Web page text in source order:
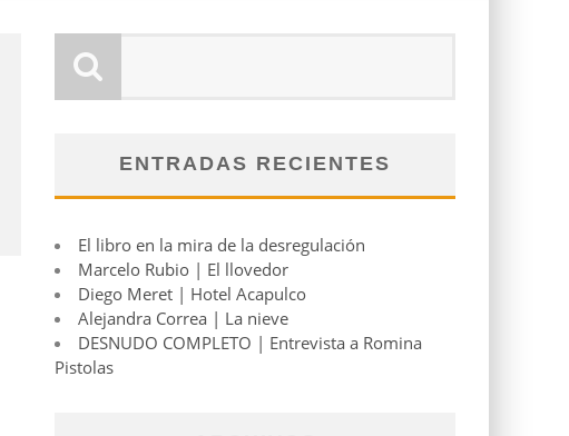
ENTRADAS RECIENTES
El libro en la mira de la desregulación
Marcelo Rubio | El llovedor
Diego Meret | Hotel Acapulco
Alejandra Correa | La nieve
DESNUDO COMPLETO | Entrevista a Romina
Pistolas